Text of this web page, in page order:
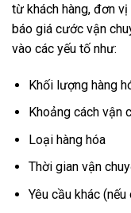
từ khách hàng, đơn
báo giá cước vận
vào các yếu tố như:
Khối lượng hàng
Khoảng cách vận
Loại hàng hóa
Thời gian vận
Yêu cầu khác (nếu